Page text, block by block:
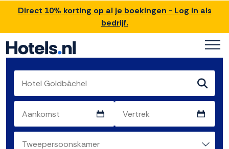
Direct 10% korting op al je boekingen - Log in als
bedrijf.